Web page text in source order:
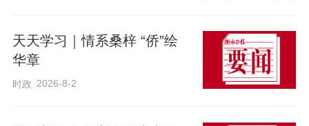
（京津冀）国际科技创新中心扩围的契
机，强化京津冀协同创新和产业协作，做
大做强各市主导产业和县域特色产业，吸
天天学习｜情系桑梓 “侨”绘
华章
时政 2026-8-2